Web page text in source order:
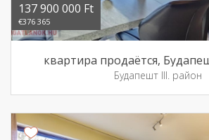
137 900 000 Ft
€376 365
квартира продаётся,
Будапешт III. район